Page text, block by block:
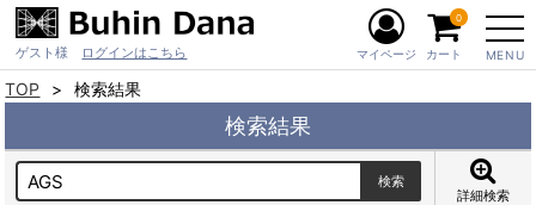
ゲスト様 ログインはこちら MENU
マイページ カート
0
TOP 検索結果
検索結果
詳細検索